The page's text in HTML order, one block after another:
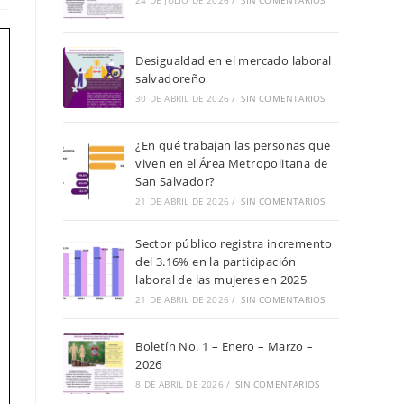
Desigualdad en el mercado laboral
salvadoreño
30 DE ABRIL DE 2026 / SIN COMENTARIOS
¿En qué trabajan las personas que
viven en el Área Metropolitana de
San Salvador?
21 DE ABRIL DE 2026 / SIN COMENTARIOS
Sector público registra incremento
del 3.16% en la participación
laboral de las mujeres en 2025
21 DE ABRIL DE 2026 / SIN COMENTARIOS
Boletín No. 1 – Enero – Marzo –
2026
8 DE ABRIL DE 2026 / SIN COMENTARIOS